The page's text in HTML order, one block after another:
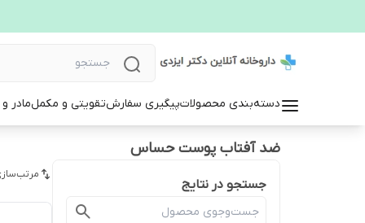
دسته‌بندی محصولاتپیگیری سفارشتقویتی و مکملمادر
ضد آفتاب پوست حساس
جستجو در نتایج